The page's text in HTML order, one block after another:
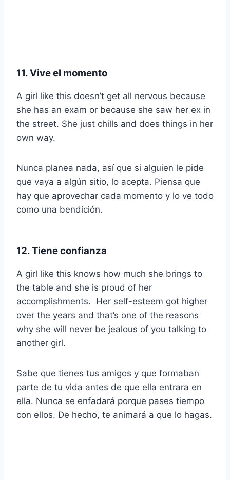
11. Vive el momento
A girl like this doesn’t get all nervous because
she has an exam or because she saw her ex in
the street. She just chills and does things in her
own way.
Nunca planea nada, así que si alguien le pide
que vaya a algún sitio, lo acepta. Piensa que
hay que aprovechar cada momento y lo ve todo
como una bendición.
12. Tiene confianza
A girl like this knows how much she brings to
the table and she is proud of her
accomplishments. Her self-esteem got higher
over the years and that’s one of the reasons
why she will never be jealous of you talking to
another girl.
Sabe que tienes tus amigos y que formaban
parte de tu vida antes de que ella entrara en
ella. Nunca se enfadará porque pases tiempo
con ellos. De hecho, te animará a que lo hagas.